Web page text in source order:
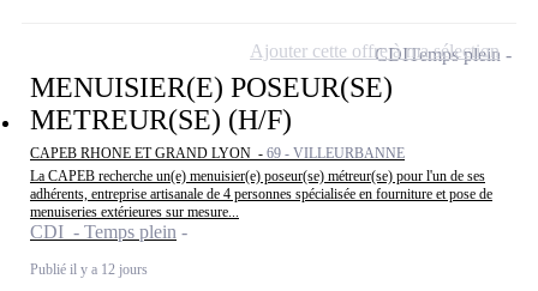
MENUISIER(E) POSEUR(SE)
METREUR(SE) (H/F)
CAPEB RHONE ET GRAND LYON - 69 - VILLEURBANNE
La CAPEB recherche un(e) menuisier(e) poseur(se) métreur(se) pour l'un de ses
adhérents, entreprise artisanale de 4 personnes spécialisée en fourniture et pose de
menuiseries extérieures sur mesure...
CDI - Temps plein
Publié il y a 12 jours
CDITemps plein
Ajouter cette offre à ma sélection